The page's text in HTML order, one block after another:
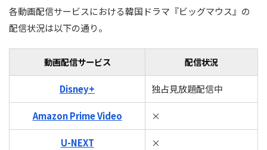
各動画配信サービスにおける韓国ドラマ『ビッグマウス』の
配信状況は以下の通り。
動画配信サービス 配信状況
Disney+ 独占見放題配信中
Amazon Prime Video ×
U-NEXT ×